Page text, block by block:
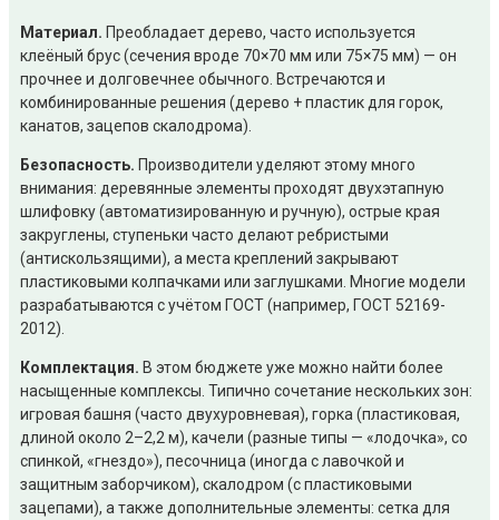
Материал. Преобладает дерево, часто используется
клеёный брус (сечения вроде 70×70 мм или 75×75 мм) — он
прочнее и долговечнее обычного. Встречаются и
комбинированные решения (дерево + пластик для горок,
канатов, зацепов скалодрома).
Безопасность. Производители уделяют этому много
внимания: деревянные элементы проходят двухэтапную
шлифовку (автоматизированную и ручную), острые края
закруглены, ступеньки часто делают ребристыми
(антискользящими), а места креплений закрывают
пластиковыми колпачками или заглушками. Многие модели
разрабатываются с учётом ГОСТ (например, ГОСТ 52169-
2012).
Комплектация. В этом бюджете уже можно найти более
насыщенные комплексы. Типично сочетание нескольких зон:
игровая башня (часто двухуровневая), горка (пластиковая,
длиной около 2–2,2 м), качели (разные типы — «лодочка», со
спинкой, «гнездо»), песочница (иногда с лавочкой и
защитным заборчиком), скалодром (с пластиковыми
зацепами), а также дополнительные элементы: сетка для